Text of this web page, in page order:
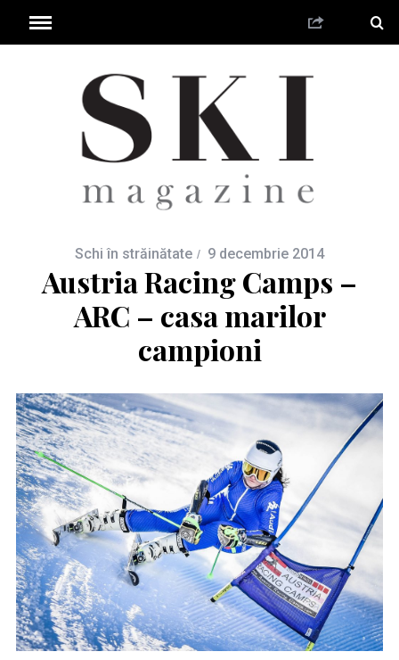
Schi în străinătate 9 decembrie 2014
Austria Racing Camps –
ARC – casa marilor
campioni